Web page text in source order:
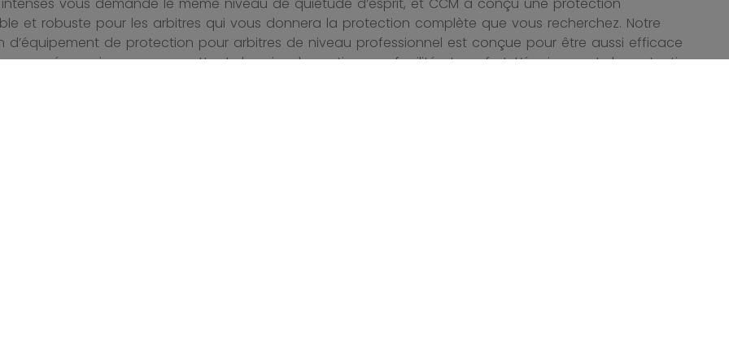
vous demande le même niveau de quiétude d’esprit, et CCM a conçu une protection
et robuste pour les arbitres qui vous donnera la protection complète que vous recherchez. Notre
d’équipement de protection pour arbitres de niveau professionnel est conçue pour être aussi efficace
que nécessaire, vous permettant de suivre la partie avec facilité et confort. L’équipement de protection